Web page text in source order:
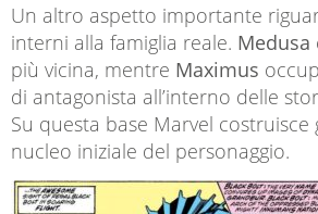
Un altro aspetto importante
interni alla famiglia reale. Medusa
più vicina, mentre Maximus
di antagonista all’interno delle
Su questa base Marvel
nucleo iniziale del personaggio.